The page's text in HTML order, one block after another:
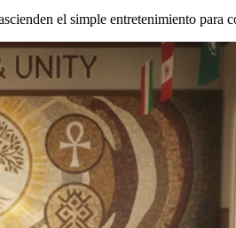
el simple entretenimiento para